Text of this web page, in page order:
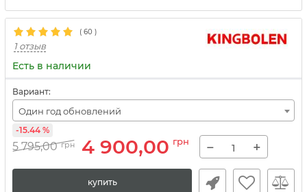
( 60 )
1 отзыв
Есть в наличии
Вариант:
Один год обновлений
5 795,00 грн 4 900,00 грн
-15.44 %
− +
купить